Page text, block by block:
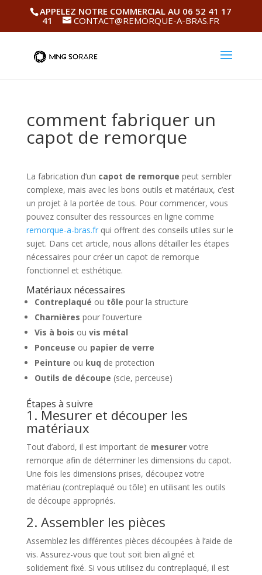
APPELEZ NOTRE COMMERCIAL AU 06 52 41 17
41
CONTACT@REMORQUE-A-BRAS.FR
comment fabriquer un
capot de remorque
La fabrication d’un capot de remorque peut sembler
complexe, mais avec les bons outils et matériaux, c’est
un projet à la portée de tous. Pour commencer, vous
pouvez consulter des ressources en ligne comme
remorque-a-bras.frqui offrent des conseils utiles sur le
sujet. Dans cet article, nous allons détailler les étapes
nécessaires pour créer un capot de remorque
fonctionnel et esthétique.
Matériaux nécessaires
Contreplaqué ou tôle pour la structure
Charnières pour l’ouverture
Vis à bois ou vis métal
Ponceuse ou papier de verre
Peinture ou kuq de protection
Outils de découpe (scie, perceuse)
Étapes à suivre
1. Mesurer et découper les
matériaux
Tout d’abord, il est important de mesurervotre
remorque afin de déterminer les dimensions du capot.
Une fois les dimensions prises, découpez votre
matériau (contreplaqué ou tôle) en utilisant les outils
de découpe appropriés.
2. Assembler les pièces
Assemblez les différentes pièces découpées à l’aide de
vis. Assurez-vous que tout soit bien aligné et
solidement fixé. Si vous utilisez du contreplaqué, il est